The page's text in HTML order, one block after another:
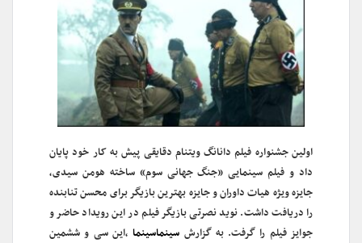
اولین جشنواره فیلم دانانگ ویتنام دقایقی پیش به کار خود پایان‌
داد و فیلم سینمایی «جنگ جهانی سوم» ساخته هومن سیدی،
جایزه ویژه هیات داوران و جایزه بهترین بازیگر برای محسن تنابنده
را دریافت داشت. نوید نصرتی بازیگر فیلم در این رویداد حاضر و
جوایز فیلم را گرفت. به گزارش سینماسینما،این سی و ششمین